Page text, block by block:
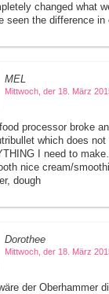
changed what
seen the difference in
MEL
Mittwoch, der 18. März
processor broke
which does not
I need to
nice cream/
dough
Dorothee
Mittwoch, der 18. März
der Oberhammer